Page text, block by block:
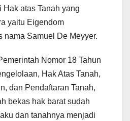
Hak atas Tanah yang
yaitu Eigendom
nama Samuel De Meyyer.
Nomor 18 Tahun
Hak Atas Tanah,
dan Pendaftaran Tanah,
bekas hak barat sudah
dan tanahnya menjadi